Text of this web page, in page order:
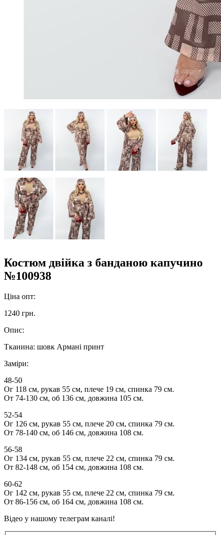
Костюм двійка з банданою капучино
№100938
Ціна опт:
1240 грн.
Опис:
Тканина: шовк Армані принт
Заміри:
48-50
Ог 118 см, рукав 55 см, плече 19 см, спинка 79 см.
От 74-130 см, об 136 см, довжина 105 см.
52-54
Ог 126 см, рукав 55 см, плече 20 см, спинка 79 см.
От 78-140 см, об 146 см, довжина 108 см.
56-58
Ог 134 см, рукав 55 см, плече 22 см, спинка 79 см.
От 82-148 см, об 154 см, довжина 108 см.
60-62
Ог 142 см, рукав 55 см, плече 22 см, спинка 79 см.
От 86-156 см, об 164 см, довжина 108 см.
Відео у нашому телеграм каналі!